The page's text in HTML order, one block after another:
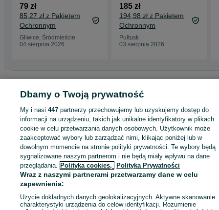
próby 925
79 zł
85,27 zł z Pakietem
Ochronnym
Gliwice, Śródmieście
04 sierpnia 2026
185 zł
194,98 zł z Pakietem
Ochronnym
Pułtusk
03 sierpnia 2026
Pierścionki - Gliwice
Pierścionki - Śródmieście
KATEGORIA
1066112046 Wyświetlenia:
Kup
Dbamy o Twoją prywatność
My i nasi447 partnerzy przechowujemy lub uzyskujemy dostęp do
informacji na urządzeniu, takich jak unikalne identyfikatory w plikach
cookie w celu przetwarzania danych osobowych. Użytkownik może
zaakceptować wybory lub zarządzać nimi, klikając poniżej lub w
dowolnym momencie na stronie polityki prywatności. Te wybory będą
sygnalizowane naszym partnerom i nie będą miały wpływu na dane
przeglądania. Polityka cookies, Polityka Prywatności
Wraz z naszymi partnerami przetwarzamy dane w celu
zapewnienia:
Użycie dokładnych danych geolokalizacyjnych. Aktywne skanowanie
charakterystyki urządzenia do celów identyfikacji. Rozumienie